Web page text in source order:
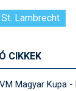
Lambrecht
CIKKEK
Magyar Kupa